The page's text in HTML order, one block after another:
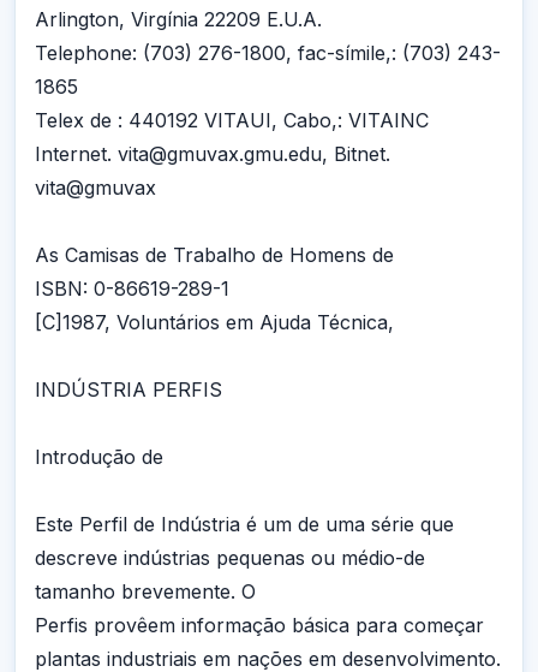
Arlington, Virgínia 22209 E.U.A.
Telephone: (703) 276-1800, fac-símile,: (703) 243-
1865
Telex de : 440192 VITAUI, Cabo,: VITAINC
Internet. vita@gmuvax.gmu.edu, Bitnet.
vita@gmuvax
As Camisas de Trabalho de Homens de
ISBN: 0-86619-289-1
[C]1987, Voluntários em Ajuda Técnica,
INDÚSTRIA PERFIS
Introdução de
Este Perfil de Indústria é um de uma série que
descreve indústrias pequenas ou médio-de
tamanho brevemente. O
Perfis provêem informação básica para começar
plantas industriais em nações em desenvolvimento.